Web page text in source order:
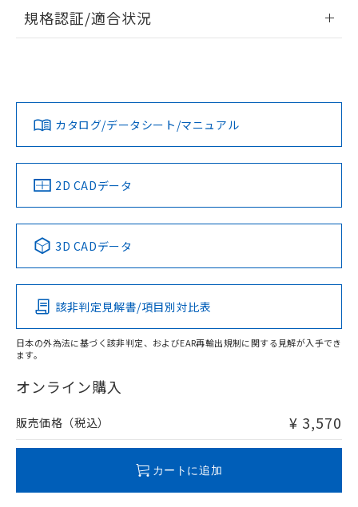
ログイン/会員登録
ダウンロードデータをご利用いただく前に、以下を必ずお読
みください。
ソフトウェアの使用条件
EU RoHS 注意事項・凡例
対応済み
中国 RoHS 注意事項・凡例
Pb Hg Cd Cr(VI)
O
在庫等で未対応品が混在する可能性があります。
問い合わせください。
規格認証/適合状況
カタログ/データシート/マニュアル
2D CADデータ
3D CADデータ
該非判定見解書/項目別対比表
日本の外為法に基づく該非判定、およびEAR再輸出規制に関する見解が入手でき
ます。
オンライン購入
販売価格（税込） ¥ 3,570
カートに追加